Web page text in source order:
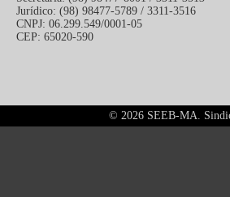
Jurídico: (98) 98477-5789 / 3311-3516
CNPJ: 06.299.549/0001-05
CEP: 65020-590
© 2026 SEEB-MA.